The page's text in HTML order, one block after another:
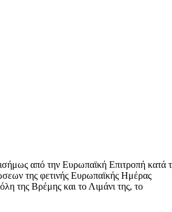
από την Ευρωπαϊκή Επιτροπή κατά
της φετινής Ευρωπαϊκής Ημέρας
της Βρέμης και το Λιμάνι της, το